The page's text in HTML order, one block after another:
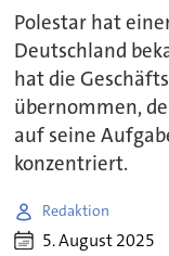
Polestar hat
Deutschland
hat die
übernommen,
auf seine
konzentriert.
Redaktion
5. August 2025